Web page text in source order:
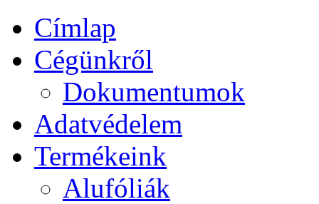
Címlap
Cégünkről
Dokumentumok
Adatvédelem
Termékeink
Alufóliák